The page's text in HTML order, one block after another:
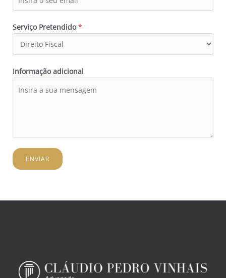
Serviço Pretendido*
Informação adicional
ENVIAR